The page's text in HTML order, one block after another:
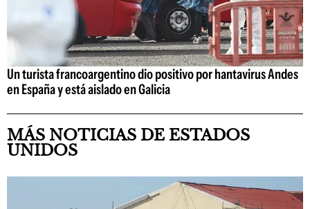
Un turista francoargentino dio positivo por hantavirus Andes
en España y está aislado en Galicia
MÁS NOTICIAS DE ESTADOS
UNIDOS